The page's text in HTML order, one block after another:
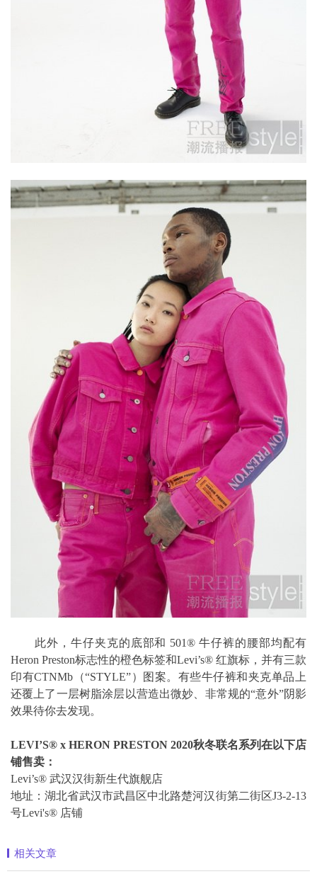
此外，牛仔夹克的底部和 501® 牛仔裤的腰部均配有
Heron Preston标志性的橙色标签和Levi’s® 红旗标，并有三款
印有CTNMb（“STYLE”）图案。有些牛仔裤和夹克单品上
还覆上了一层树脂涂层以营造出微妙、非常规的“意外”阴影
效果待你去发现。
LEVI’S® x HERON PRESTON 2020秋冬联名系列在以下店
铺售卖：
Levi’s® 武汉汉街新生代旗舰店
地址：湖北省武汉市武昌区中北路楚河汉街第二街区J3-2-13
号Levi's® 店铺
相关文章